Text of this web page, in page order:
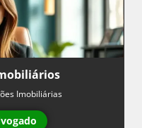
Imobiliárias